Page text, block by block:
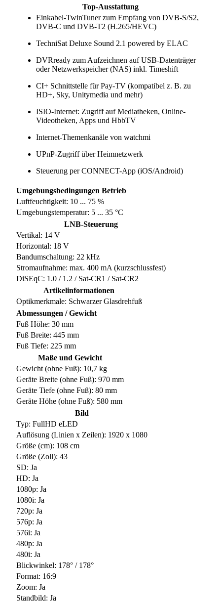
Top-Ausstattung
Einkabel-TwinTuner zum Empfang von DVB-S/S2,
DVB-C und DVB-T2 (H.265/HEVC)
TechniSat Deluxe Sound 2.1 powered by ELAC
DVRready zum Aufzeichnen auf USB-Datenträger
oder Netzwerkspeicher (NAS) inkl. Timeshift
CI+ Schnittstelle für Pay-TV (kompatibel z. B. zu
HD+, Sky, Unitymedia und mehr)
ISIO-Internet: Zugriff auf Mediatheken, Online-
Videotheken, Apps und HbbTV
Internet-Themenkanäle von watchmi
UPnP-Zugriff über Heimnetzwerk
Steuerung per CONNECT-App (iOS/Android)
Umgebungsbedingungen Betrieb
Luftfeuchtigkeit: 10 ... 75 %
Umgebungstemperatur: 5 ... 35 °C
LNB-Steuerung
Vertikal: 14 V
Horizontal: 18 V
Bandumschaltung: 22 kHz
Stromaufnahme: max. 400 mA (kurzschlussfest)
DiSEqC: 1.0 / 1.2 / Sat-CR1 / Sat-CR2
Artikelinformationen
Optikmerkmale: Schwarzer Glasdrehfuß
Abmessungen / Gewicht
Fuß Höhe: 30 mm
Fuß Breite: 445 mm
Fuß Tiefe: 225 mm
Maße und Gewicht
Gewicht (ohne Fuß): 10,7 kg
Geräte Breite (ohne Fuß): 970 mm
Geräte Tiefe (ohne Fuß): 80 mm
Geräte Höhe (ohne Fuß): 580 mm
Bild
Typ: FullHD eLED
Auflösung (Linien x Zeilen): 1920 x 1080
Größe (cm): 108 cm
Größe (Zoll): 43
SD: Ja
HD: Ja
1080p: Ja
1080i: Ja
720p: Ja
576p: Ja
576i: Ja
480p: Ja
480i: Ja
Blickwinkel: 178° / 178°
Format: 16:9
Zoom: Ja
Standbild: Ja